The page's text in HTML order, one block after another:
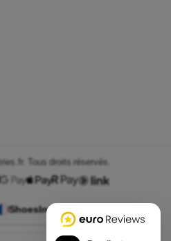
Tous droits réservés.
ShoesIndustries.fr